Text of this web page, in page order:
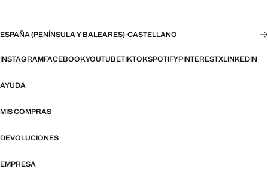
ESPAÑA (PENÍNSULA Y BALEARES)·CASTELLANO
INSTAGRAMFACEBOOKYOUTUBETIKTOKSPOTIFYPINTERESTXLINKEDIN
AYUDA
MIS COMPRAS
DEVOLUCIONES
EMPRESA